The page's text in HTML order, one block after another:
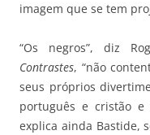
imagem que se tem
“Os negros”, diz
Contrastes, “não
seus próprios
português e cristão e
explica ainda Bastide,